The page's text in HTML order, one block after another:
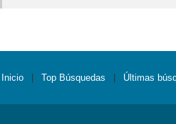
Inicio Top Búsquedas Últimas